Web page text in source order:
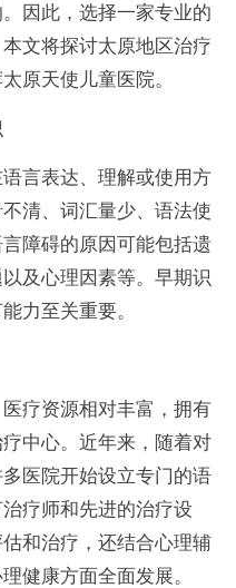
因此，选择一家专业的
文将探讨太原地区治疗
原天使儿童医院。
言表达、理解或使用方
清、词汇量少、语法使
障碍的原因可能包括遗
及心理因素等。早期识
力至关重要。
疗资源相对丰富，拥有
中心。近年来，随着对
医院开始设立专门的语
疗师和先进的治疗设
和治疗，还结合心理辅
健康方面全面发展。